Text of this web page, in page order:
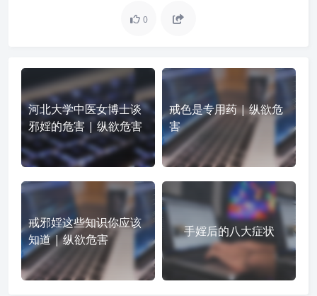
0
河北大学中医女博士谈
邪婬的危害 | 纵欲危害
戒色是专用药 | 纵欲危
害
戒邪婬这些知识你应该
知道 | 纵欲危害
手婬后的八大症状